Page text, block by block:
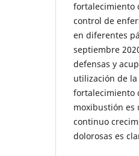
fortalecimiento
control de
en diferentes
septiembre
defensas y
utilización de
fortalecimiento
moxibustión es
continuo
dolorosas es